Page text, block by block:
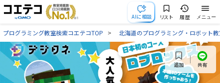
AIに相談 リスト 履歴 メニュー
プログラミング教室検索コエテコTOP 北海道のプログラミング・ロボット
追加 共有